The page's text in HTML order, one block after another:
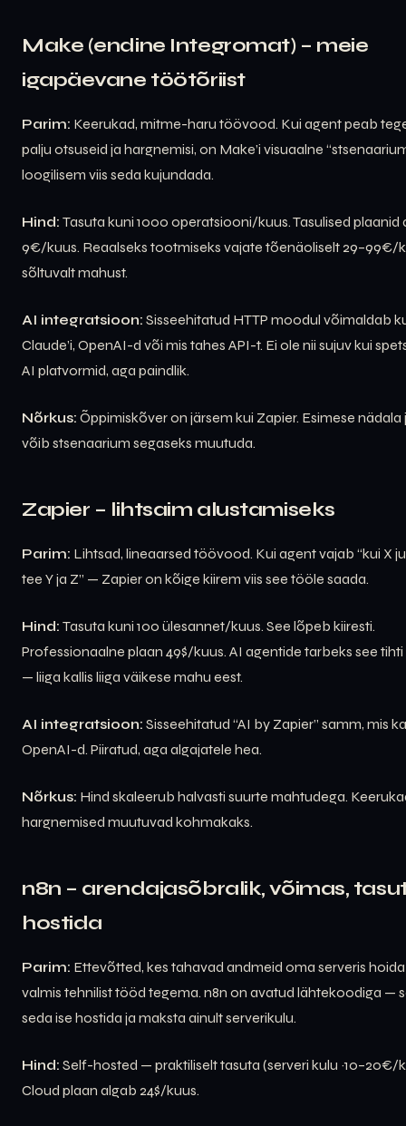
Make (endine Integromat) – meie
igapäevane töötõriist
Parim: Keerukad, mitme-haru töövood. Kui agent peab
palju otsuseid ja hargnemisi, on Make’i visuaalne
loogilisem viis seda kujundada.
Hind: Tasuta kuni 1000 operatsiooni/kuus. Tasulised plaanid
9€/kuus. Reaalseks tootmiseks vajate tõenäoliselt 29–99€/
sõltuvalt mahust.
AI integratsioon: Sisseehitatud HTTP moodul võimaldab
Claude’i, OpenAI-d või mis tahes API-t. Ei ole nii sujuv kui
AI platvormid, aga paindlik.
Nõrkus: Õppimiskõver on järsem kui Zapier. Esimese nädala
võib stsenaarium segaseks muutuda.
Zapier – lihtsaim alustamiseks
Parim: Lihtsad, lineaarsed töövood. Kui agent vajab “kui X
tee Y ja Z” — Zapier on kõige kiirem viis see tööle saada.
Hind: Tasuta kuni 100 ülesannet/kuus. See lõpeb kiiresti.
Professionaalne plaan 49$/kuus. AI agentide tarbeks see tihti
— liiga kallis liiga väikese mahu eest.
AI integratsioon: Sisseehitatud “AI by Zapier” samm, mis
OpenAI-d. Piiratud, aga algajatele hea.
Nõrkus: Hind skaleerub halvasti suurte mahtudega.
hargnemised muutuvad kohmakaks.
n8n – arendajasõbralik, võimas,
hostida
Parim: Ettevõtted, kes tahavad andmeid oma serveris
valmis tehnilist tööd tegema. n8n on avatud lähtekoodiga —
seda ise hostida ja maksta ainult serverikulu.
Hind: Self-hosted — praktiliselt tasuta (serveri kulu ~10–20€/
Cloud plaan algab 24$/kuus.